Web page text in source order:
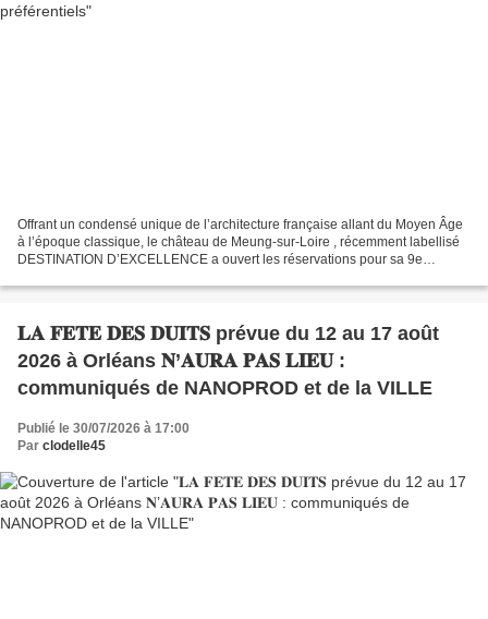
Offrant un condensé unique de l’architecture française allant du Moyen Âge
à l’époque classique, le château de Meung-sur-Loire , récemment labellisé
DESTINATION D’EXCELLENCE a ouvert les réservations pour sa 9e
𝐋𝐀 𝐅𝐄𝐓𝐄 𝐃𝐄𝐒 𝐃𝐔𝐈𝐓𝐒 prévue du 12 au 17 août
2026 à Orléans 𝐍’𝐀𝐔𝐑𝐀 𝐏𝐀𝐒 𝐋𝐈𝐄𝐔 :
communiqués de NANOPROD et de la VILLE
Publié le 30/07/2026 à 17:00
Par clodelle45